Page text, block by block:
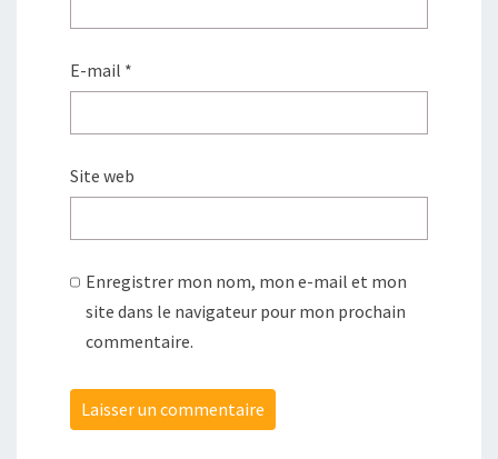
E-mail *
Site web
Enregistrer mon nom, mon e-mail et mon
site dans le navigateur pour mon prochain
commentaire.